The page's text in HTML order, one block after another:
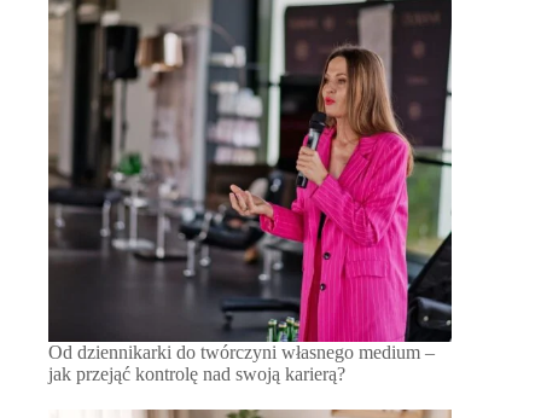
Od dziennikarki do twórczyni własnego medium –
jak przejąć kontrolę nad swoją karierą?